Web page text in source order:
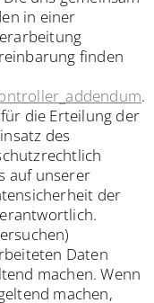
in einer
finden
.
die Erteilung der
des
auf unserer
der
Daten
machen. Wenn
machen,